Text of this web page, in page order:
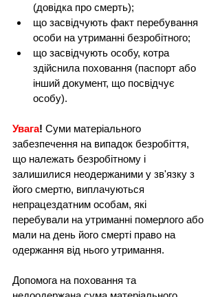
(довідка про смерть);
що засвідчують факт перебування
особи на утриманні безробітного;
що засвідчують особу, котра
здійснила поховання (паспорт або
інший документ, що посвідчує
особу).
Увага! Суми матеріального
забезпечення на випадок безробіття,
що належать безробітному і
залишилися неодержаними у зв'язку з
його смертю, виплачуються
непрацездатним особам, які
перебували на утриманні померлого або
мали на день його смерті право на
одержання від нього утримання.
Допомога на поховання та